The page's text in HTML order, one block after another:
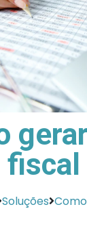
fiscal
Soluções